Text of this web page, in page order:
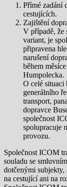
Přímé zadání
cestujících.
Zajištění
V případě, že
variant, je
připravena
narušení
během
Humpolecka.
O celé situaci
generálního
transport,
dopravce
společnost
spolupracuje
provozu.
Společnost ICOM
souladu se
dotčenými subjekty,
na cestující ani na